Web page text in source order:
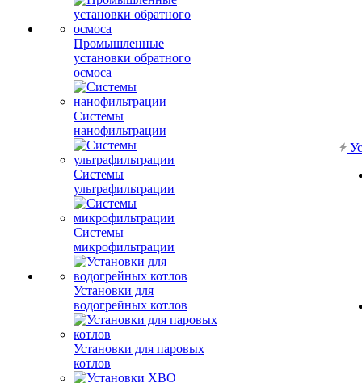
Промышленные
установки обратного
осмоса
Системы
нанофильтрации
Системы
ультрафильтрации
Системы
микрофильтрации
Установки для
водогрейных котлов
Установки для паровых
котлов